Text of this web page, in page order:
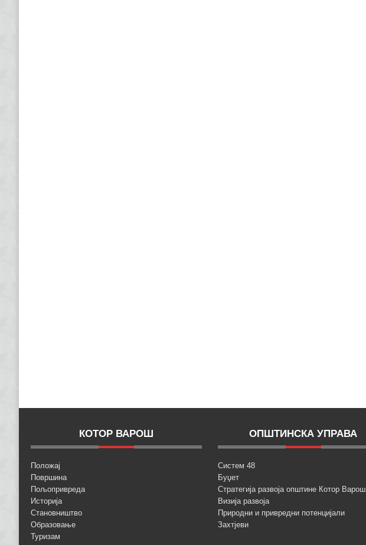
КОТОР ВАРОШ
Положај
Површина
Пољопривреда
Историја
Становништво
Образовање
Туризам
ОПШТИНСКА УПРАВА
Систем 48
Буџет
Стратегија развоја општине Котор Варош
Визија развоја
Природни и привредни потенцијали
Захтјеви